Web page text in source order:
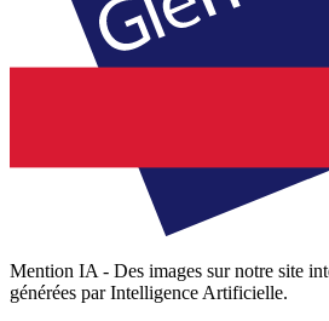
Mention IA - Des images sur notre site
générées par Intelligence Artificielle.